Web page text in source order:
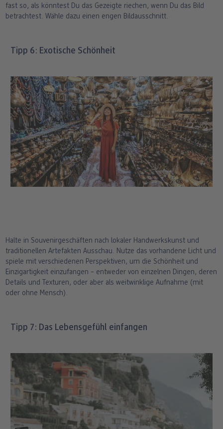
fast so, als könntest Du das Gezeigte riechen, wenn Du das Bild
betrachtest. Wähle dazu einen engen Bildausschnitt.
Tipp 6: Exotische Schönheit
Halte in Souvenirgeschäften nach lokaler Handwerkskunst und
traditionellen Artefakten Ausschau. Nutze das vorhandene Licht und
spiele mit verschiedenen Perspektiven, um die Schönheit und
Einzigartigkeit einzufangen – entweder von einzelnen Dingen, deren
Details und Texturen, oder aber als weitwinklige Aufnahme (mit
oder ohne Mensch).
Tipp 7: Das Lebensgefühl einfangen